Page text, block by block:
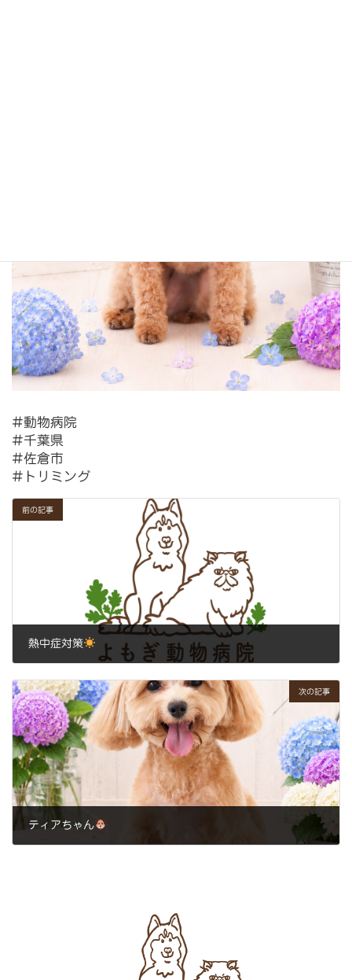
⁡⁡⁡⁡⁡⁡⁡⁡⁡#動物病院
#千葉県
#佐倉市⁡⁡
#トリミング⁡
前の記事
熱中症対策
次の記事
ティアちゃん